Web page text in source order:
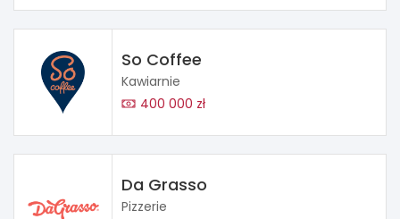
So Coffee
Kawiarnie
400 000 zł
Da Grasso
Pizzerie